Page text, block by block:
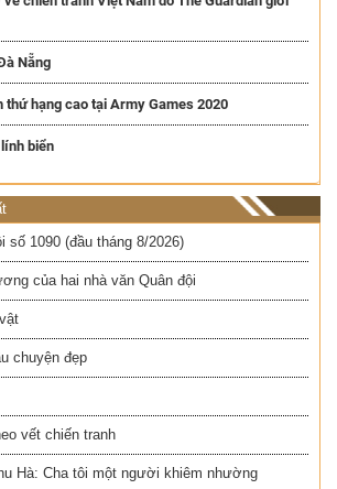
Nẵng
thứ hạng cao tại Army Games 2020
biển
số 1090 (đầu tháng 8/2026)
của hai nhà văn Quân đội
chuyện đẹp
vết chiến tranh
Hà: Cha tôi một người khiêm nhường